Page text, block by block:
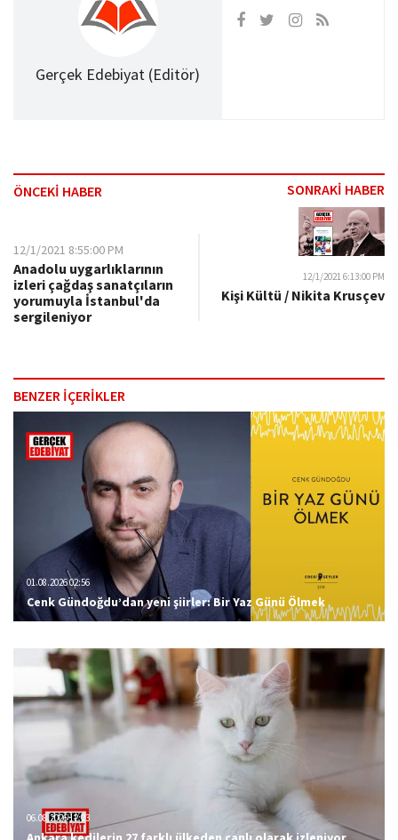
Gerçek Edebiyat (Editör)
ÖNCEKİ HABER SONRAKİ HABER
12/1/2021 8:55:00 PM
Anadolu uygarlıklarının
izleri çağdaş sanatçıların
yorumuyla İstanbul'da
sergileniyor
12/1/2021 6:13:00 PM
Kişi Kültü / Nikita Krusçev
BENZER İÇERİKLER
01.08.2026 02:56
Cenk Gündoğdu’dan yeni şiirler: Bir Yaz Günü Ölmek
06.08.2026 12:23